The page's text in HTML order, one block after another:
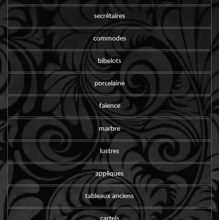
secrétaires
commodes
bibelots
porcelaine
faïence
marbre
lustres
appliques
tableaux anciens